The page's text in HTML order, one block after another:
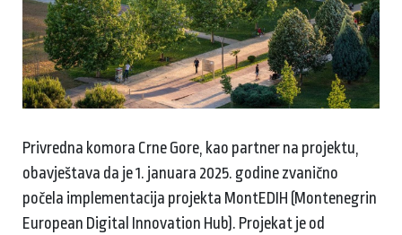
Privredna komora Crne Gore, kao partner na projektu,
obavještava da je 1. januara 2025. godine zvanično
počela implementacija projekta MontEDIH (Montenegrin
European Digital Innovation Hub). Projekat je od